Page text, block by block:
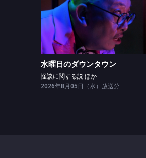
水曜日のダウンタウン
怪談に関する説 ほか
水曜日のダウンタウン
怪談に関する説 ほか
2026年8月05日（水）放送分